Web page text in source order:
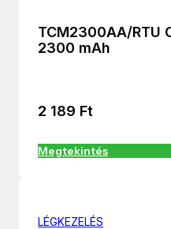
TCM2300AA/RTU
2300 mAh
2 189 Ft
Megtekintés
LÉGKEZELÉS